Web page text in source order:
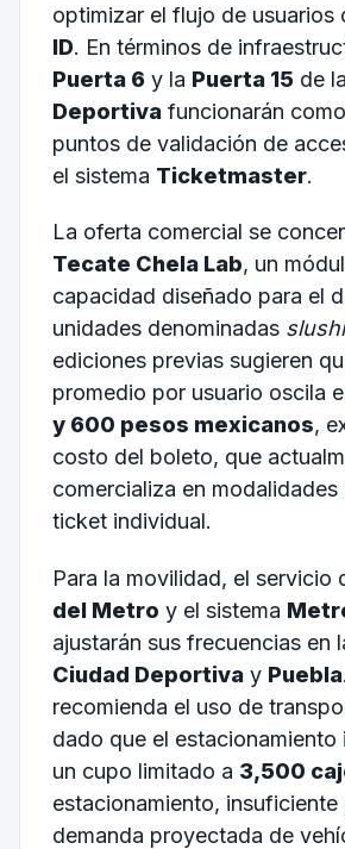
optimizar el flujo de usuarios
ID. En términos de
Puerta 6 y la Puerta 15 de la
Deportivafuncionarán
puntos de validación de
el sistema Ticketmaster.
La oferta comercial se
Tecate Chela Lab, un
capacidad diseñado para el
unidades denominadas
ediciones previas sugieren
promedio por usuario oscila
y 600 pesos mexicanos,
costo del boleto, que
comercializa en
ticket individual.
Para la movilidad, el servicio
del Metro y el sistema
ajustarán sus frecuencias en
Ciudad Deportivay Puebla
recomienda el uso de
dado que el estacionamiento
un cupo limitado a 3,500
estacionamiento, insuficiente
demanda proyectada de